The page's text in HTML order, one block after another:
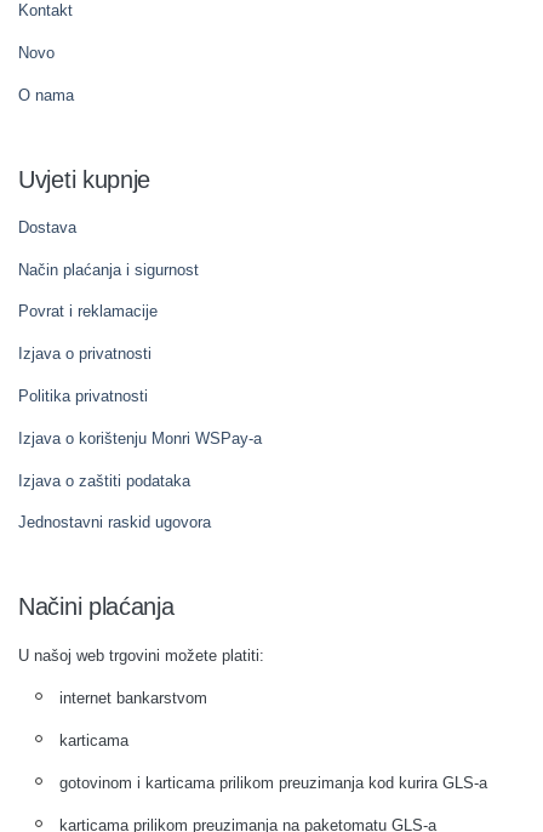
Kontakt
Novo
O nama
Uvjeti kupnje
Dostava
Način plaćanja i sigurnost
Povrat i reklamacije
Izjava o privatnosti
Politika privatnosti
Izjava o korištenju Monri WSPay-a
Izjava o zaštiti podataka
Jednostavni raskid ugovora
Načini plaćanja
U našoj web trgovini možete platiti:
internet bankarstvom
karticama
gotovinom i karticama prilikom preuzimanja kod kurira GLS-a
karticama prilikom preuzimanja na paketomatu GLS-a